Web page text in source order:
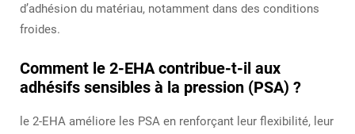
d’adhésion du matériau, notamment dans des conditions
froides.
Comment le 2-EHA contribue-t-il aux
adhésifs sensibles à la pression (PSA) ?
le 2-EHA améliore les PSA en renforçant leur flexibilité, leur